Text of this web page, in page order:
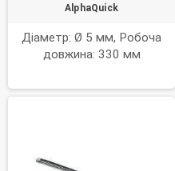
AlphaQuick
Діаметр: Ø 5 мм, Робоча
довжина: 330 мм